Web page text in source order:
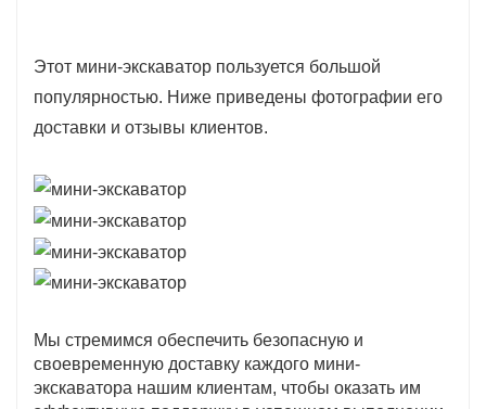
Этот мини-экскаватор пользуется большой
популярностью. Ниже приведены фотографии его
доставки и отзывы клиентов.
Мы стремимся обеспечить безопасную и
своевременную доставку каждого мини-
экскаватора нашим клиентам, чтобы оказать им